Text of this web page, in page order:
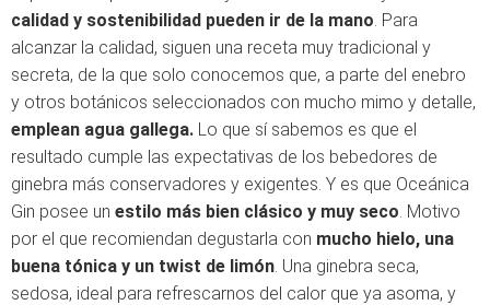
calidad y sostenibilidad pueden ir de la mano. Para
alcanzar la calidad, siguen una receta muy tradicional y
secreta, de la que solo conocemos que, a parte del enebro
y otros botánicos seleccionados con mucho mimo y detalle,
emplean agua gallega. Lo que sí sabemos es que el
resultado cumple las expectativas de los bebedores de
ginebra más conservadores y exigentes. Y es que Oceánica
Gin posee un estilo más bien clásico y muy seco. Motivo
por el que recomiendan degustarla con mucho hielo, una
buena tónica y un twist de limón. Una ginebra seca,
sedosa, ideal para refrescarnos del calor que ya asoma, y